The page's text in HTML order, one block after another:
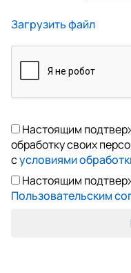
Загрузить файл
Настоящим
обработку своих
сусловиями
Настоящим
Пользовательским